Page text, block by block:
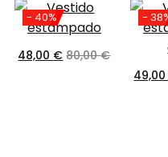
- 40%
48,00 € 80,00€
-
49,00